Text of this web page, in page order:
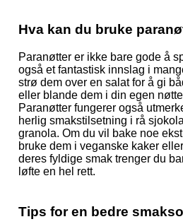
Hva kan du bruke
Paranøtter er ikke bare gode å
også et fantastisk innslag i
strø dem over en salat for å gi
eller blande dem i din egen
Paranøtter fungerer også
herlig smakstilsetning i rå
granola. Om du vil bake noe
bruke dem i veganske kaker
deres fyldige smak trenger du
løfte en hel rett.
Tips for en bedre